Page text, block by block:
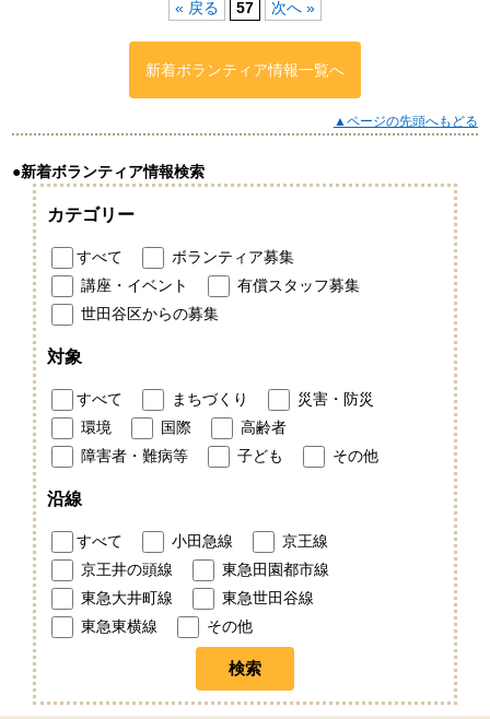
« 戻る 57 次へ »
新着ボランティア情報一覧へ
▲ページの先頭へもどる
●新着ボランティア情報検索
カテゴリー
すべて
ボランティア募集
講座・イベント
有償スタッフ募集
世田谷区からの募集
対象
すべて まちづくり
災害・防災
環境
国際
高齢者
障害者・難病等
子ども その他
沿線
すべて 小田急線
京王線
京王井の頭線
東急田園都市線
東急大井町線
東急世田谷線
東急東横線
その他